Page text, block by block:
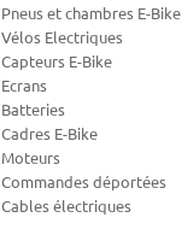
Pneus et chambres E-Bike
Vélos Electriques
Capteurs E-Bike
Ecrans
Batteries
Cadres E-Bike
Moteurs
Commandes déportées
Cables électriques